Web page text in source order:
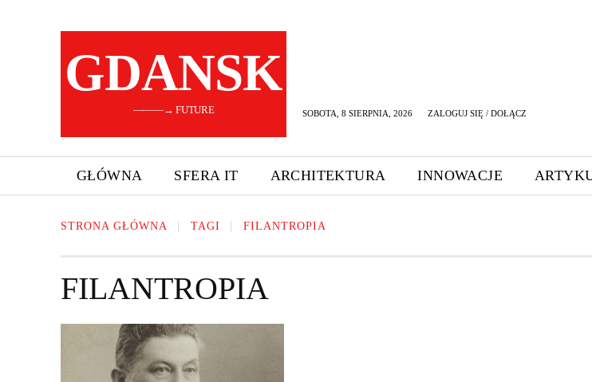
GDANSK
———→ FUTURE SOBOTA, 8 SIERPNIA, 2026 ZALOGUJ SIĘ / DOŁĄCZ
GŁÓWNA SFERA IT ARCHITEKTURA INNOWACJE
STRONA GŁÓWNA TAGI FILANTROPIA
FILANTROPIA